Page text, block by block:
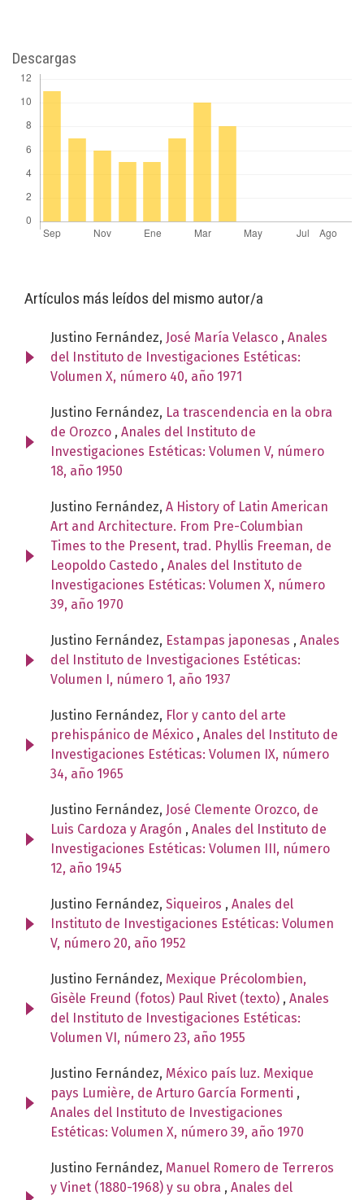
Descargas
Artículos más leídos del mismo autor/a
Justino Fernández, José María Velasco , Anales
del Instituto de Investigaciones Estéticas:
Volumen X, número 40, año 1971
Justino Fernández, La trascendencia en la obra
de Orozco , Anales del Instituto de
Investigaciones Estéticas: Volumen V, número
18, año 1950
Justino Fernández, A History of Latin American
Art and Architecture. From Pre-Columbian
Times to the Present, trad. Phyllis Freeman, de
Leopoldo Castedo , Anales del Instituto de
Investigaciones Estéticas: Volumen X, número
39, año 1970
Justino Fernández, Estampas japonesas , Anales
del Instituto de Investigaciones Estéticas:
Volumen I, número 1, año 1937
Justino Fernández, Flor y canto del arte
prehispánico de México , Anales del Instituto de
Investigaciones Estéticas: Volumen IX, número
34, año 1965
Justino Fernández, José Clemente Orozco, de
Luis Cardoza y Aragón , Anales del Instituto de
Investigaciones Estéticas: Volumen III, número
12, año 1945
Justino Fernández, Siqueiros , Anales del
Instituto de Investigaciones Estéticas: Volumen
V, número 20, año 1952
Justino Fernández, Mexique Précolombien,
Gisèle Freund (fotos) Paul Rivet (texto) , Anales
del Instituto de Investigaciones Estéticas:
Volumen VI, número 23, año 1955
Justino Fernández, México país luz. Mexique
pays Lumière, de Arturo García Formenti ,
Anales del Instituto de Investigaciones
Estéticas: Volumen X, número 39, año 1970
Justino Fernández, Manuel Romero de Terreros
y Vinet (1880-1968) y su obra , Anales del